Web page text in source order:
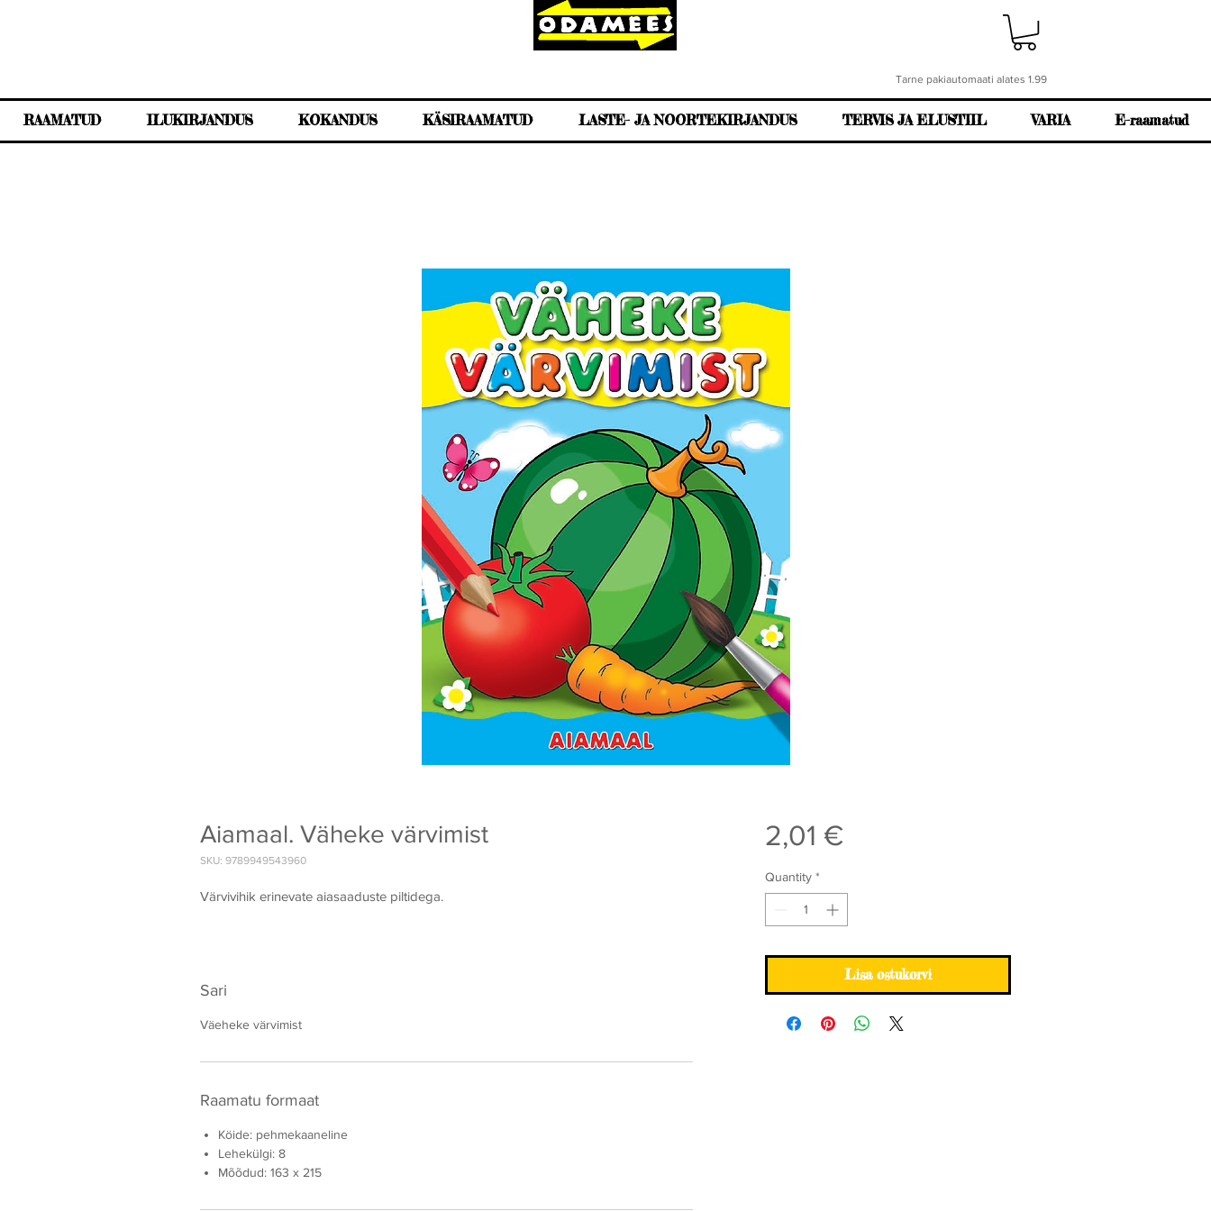
Tarne pakiautomaati alates 1.99
RAAMATUD ILUKIRJANDUS KOKANDUS KÄSIRAAMATUD LASTE- JA NOORTEKIRJANDUS TERVIS JA ELUSTIIL VARIA E-raamatud
Aiamaal. Väheke värvimist
SKU: 9789949543960
Värvivihik erinevate aiasaaduste piltidega.
Sari
Väeheke värvimist
Raamatu formaat
Köide: pehmekaaneline
Lehekülgi: 8
Mõõdud: 163 x 215
2,01 €Price
Quantity *
Lisa ostukorvi